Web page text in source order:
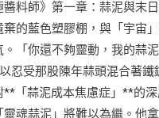
料師》第一章：蒜泥與末
棄的藍色塑膠棚，與「宇宙
「你還不夠靈動，我的蒜
忍受那股陳年蒜頭混合著
「蒜泥成本焦慮症」**的
魂蒜泥」將難以為繼。他